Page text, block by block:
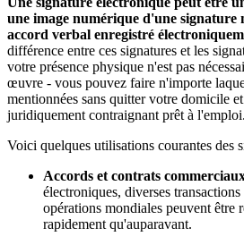
une image numérique d'une signature
accord verbal enregistré
différence entre ces signatures et les
votre présence physique n'est pas
œuvre - vous pouvez faire n'importe
mentionnées sans quitter votre domicile
juridiquement contraignant prêt à l'emploi.
Voici quelques utilisations courantes des
Accords et contrats
électroniques, diverses
opérations mondiales peuvent être
rapidement qu'auparavant.